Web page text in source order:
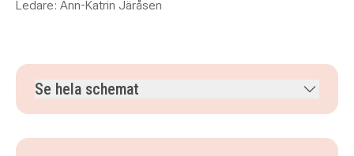
Ledare: Ann-Katrin Järåsen
Se hela schemat